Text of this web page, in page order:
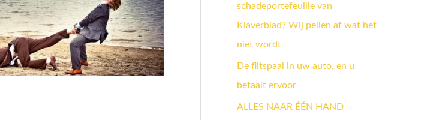
a
a
r
:
schadeportefeuille van
Klaverblad? Wij pellen af wat het
niet wordt
De flitspaal in uw auto, en u
betaalt ervoor
ALLES NAAR ÉÉN HAND —